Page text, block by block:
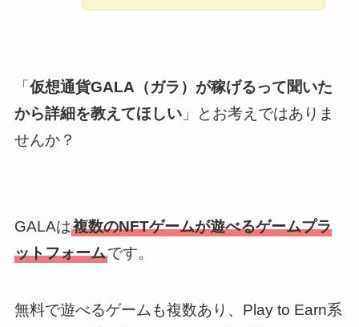
「 仮想通貨GALA（ガラ）が稼げるって聞いた
から詳細を教えてほしい」とお考えではありま
せんか？
GALAは複数のNFTゲームが遊べるゲームプラ
ットフォームです。
無料で遊べるゲームも複数あり、Play to Earn系